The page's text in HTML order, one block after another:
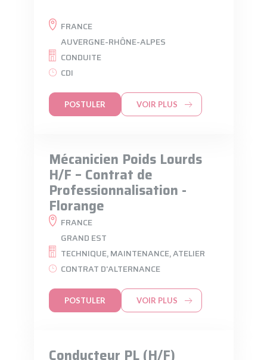
FRANCE
AUVERGNE-RHÔNE-ALPES
CONDUITE
CDI
POSTULER VOIR PLUS
Mécanicien Poids Lourds
H/F – Contrat de
Professionnalisation -
Florange
FRANCE
GRAND EST
TECHNIQUE, MAINTENANCE, ATELIER
CONTRAT D'ALTERNANCE
POSTULER VOIR PLUS
Conducteur PL (H/F)